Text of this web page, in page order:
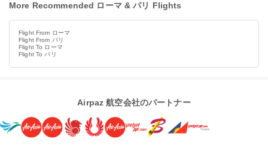
More Recommended ローマ & パリ Flights
Flight From ローマ
Flight From パリ
Flight To ローマ
Flight To パリ
Airpaz 航空会社のパートナー